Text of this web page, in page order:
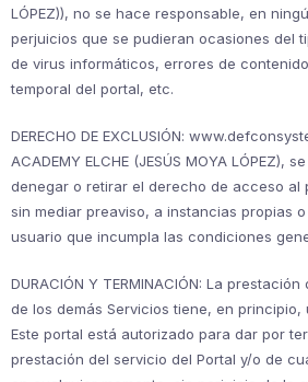
LÓPEZ)), no se hace responsable, en
perjuicios que se pudieran ocasiones del
de virus informáticos, errores de
temporal del portal, etc.
DERECHO DE EXCLUSIÓN:
ACADEMY ELCHE (JESÚS MOYA LÓPEZ),
denegar o retirar el derecho de acceso al
sin mediar preaviso, a instancias propias
usuario que incumpla las condiciones
DURACIÓN Y TERMINACIÓN: La
de los demás Servicios tiene, en
Este portal está autorizado para dar por
prestación del servicio del Portal y/o de